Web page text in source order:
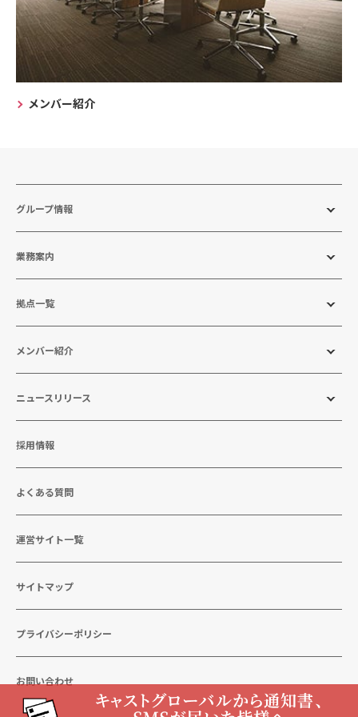
メンバー紹介
グループ情報
業務案内
拠点一覧
メンバー紹介
ニュースリリース
採用情報
よくある質問
運営サイト一覧
サイトマップ
プライバシーポリシー
お問い合わせ